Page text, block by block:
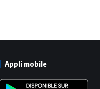
Appli mobile